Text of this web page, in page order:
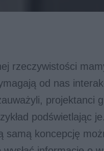
rzeczywistości
od nas
projektanci
podświetlając
samą koncepcję